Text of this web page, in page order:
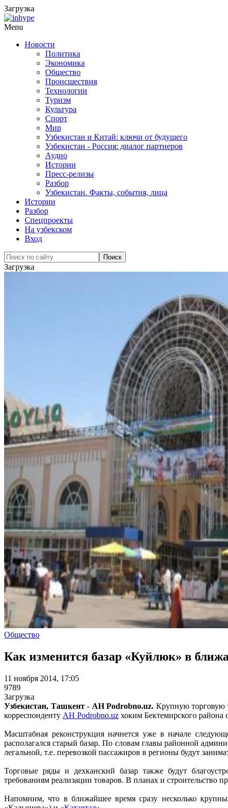
Загрузка
Menu
Новости
Политика
Экономика
Общество
Происшествия
Технологии
Туризм
Культура
Спорт
Мир
Узбекистан и Китай: ключи от будущего
Узбекистан - Россия: диалог партнеров
Аудио
Истории
Пресс-релизы
Разбор
Узбекистан. Факты, события, лица
Истории
Разбор
Спецпроекты
На узбекском
Вход
Загрузка
Общество
Как изменится базар «Куйлюк» в
11 ноября 2014, 17:05
9789
Загрузка
Узбекистан, Ташкент - АН Podrobno.uz. Крупную торговую
корреспонденту АН Podrobno.uz хоким Бектемирского
Масштабная реконструкция начнется уже в начале
располагался старый базар. По словам главы районной
легальной, т.е. перевозкой пассажиров в регионы будут
Торговые ряды и дехканский базар также будут
требованиям реализации товаров. В планах и строительство
Напомним, что в ближайшее время сразу несколько